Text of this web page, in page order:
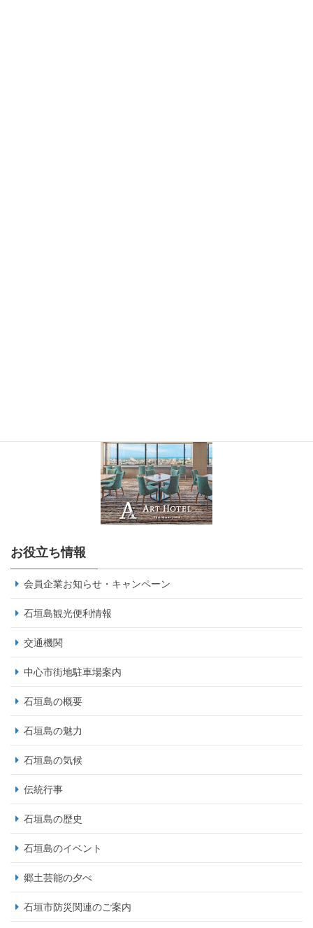
お役立ち情報
会員企業お知らせ・キャンペーン
石垣島観光便利情報
交通機関
中心市街地駐車場案内
石垣島の概要
石垣島の魅力
石垣島の気候
伝統行事
石垣島の歴史
石垣島のイベント
郷土芸能の夕べ
石垣市防災関連のご案内